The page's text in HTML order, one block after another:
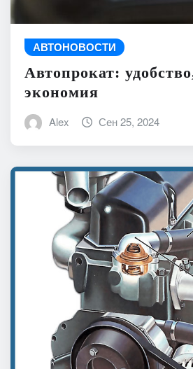
АВТОНОВОСТИ
Автопрокат:
экономия
Alex Сен 25, 2024